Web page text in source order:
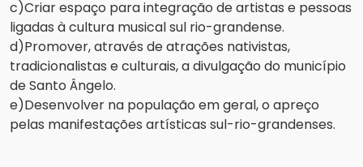
c)Criar espaço para integração de artistas e pessoas
ligadas à cultura musical sul rio-grandense.
d)Promover, através de atrações nativistas,
tradicionalistas e culturais, a divulgação do município
de Santo Ângelo.
e)Desenvolver na população em geral, o apreço
pelas manifestações artísticas sul-rio-grandenses.